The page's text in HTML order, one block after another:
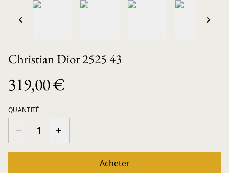
Christian Dior 2525 43
319,00 €
QUANTITÉ
Acheter